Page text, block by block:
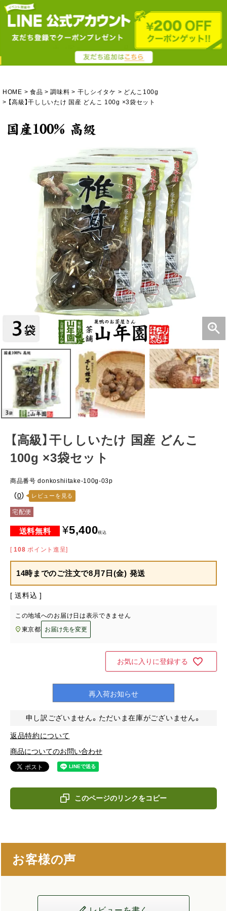
HOME 食品 調味料 干しシイタケ
どんこ100g
【高級】干ししいたけ 国産 どんこ 100g ×3袋セット
【高級】干ししいたけ 国産 どんこ
100g ×3袋セット
商品番号 donkoshiitake-100g-03p
（0） レビューを見る
宅配便
¥5,400税込
[ 108 ポイント進呈]
14時までのご注文で8月7日(金) 発送
送料込
この地域へのお届け日は表示できません
東京都
お届け先を変更
お気に入りに登録する
再入荷お知らせ
申し訳ございません。ただいま在庫がございません。
返品特約について
商品についてのお問い合わせ
このページのリンクをコピー
お客様の声